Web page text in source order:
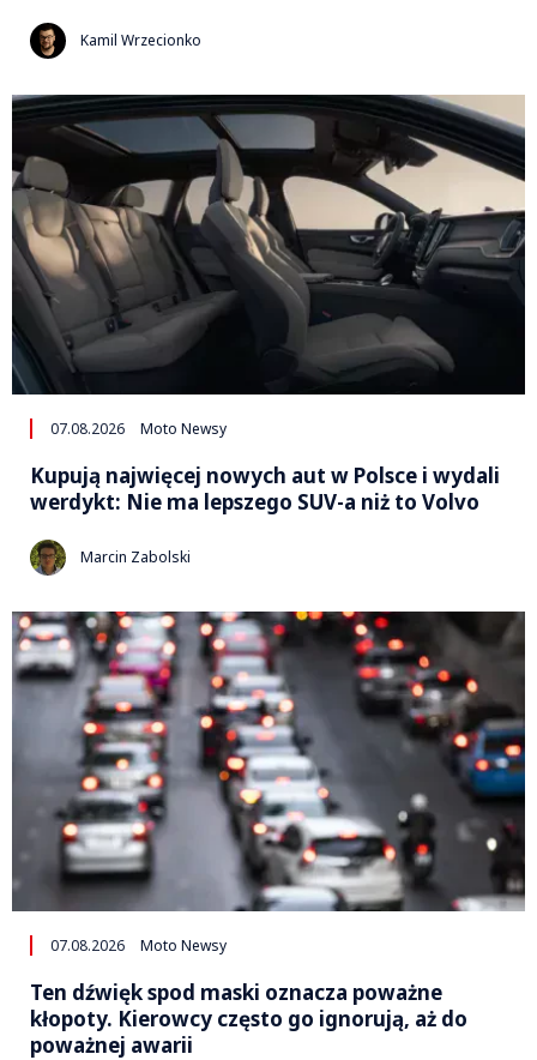
Kamil Wrzecionko
07.08.2026 Moto Newsy
Kupują najwięcej nowych aut w Polsce i wydali
werdykt: Nie ma lepszego SUV-a niż to Volvo
Marcin Zabolski
07.08.2026 Moto Newsy
Ten dźwięk spod maski oznacza poważne
kłopoty. Kierowcy często go ignorują, aż do
poważnej awarii